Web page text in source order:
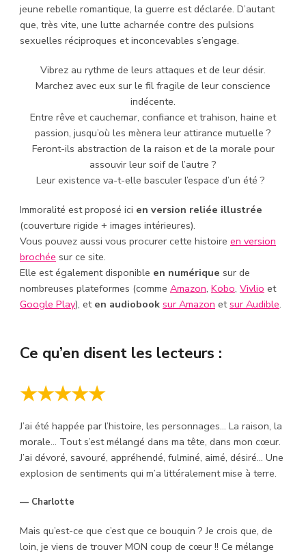
jeune rebelle romantique, la guerre est déclarée. D’autant
que, très vite, une lutte acharnée contre des pulsions
sexuelles réciproques et inconcevables s’engage.
Vibrez au rythme de leurs attaques et de leur désir.
Marchez avec eux sur le fil fragile de leur conscience
indécente.
Entre rêve et cauchemar, confiance et trahison, haine et
passion, jusqu’où les mènera leur attirance mutuelle ?
Feront-ils abstraction de la raison et de la morale pour
assouvir leur soif de l’autre ?
Leur existence va-t-elle basculer l’espace d’un été ?
Immoralité est proposé ici en version reliée illustrée
(couverture rigide + images intérieures).
Vous pouvez aussi vous procurer cette histoire en version
brochée sur ce site.
Elle est également disponible en numérique sur de
nombreuses plateformes (comme Amazon, Kobo, Vivlio et
Google Play), et en audiobook sur Amazon etsur Audible.
Ce qu’en disent les lecteurs :
★★★★★
J’ai été happée par l’histoire, les personnages… La raison, la
morale… Tout s’est mélangé dans ma tête, dans mon cœur.
J’ai dévoré, savouré, appréhendé, fulminé, aimé, désiré… Une
explosion de sentiments qui m’a littéralement mise à terre.
— Charlotte
Mais qu’est-ce que c’est que ce bouquin ? Je crois que, de
loin, je viens de trouver MON coup de cœur !! Ce mélange